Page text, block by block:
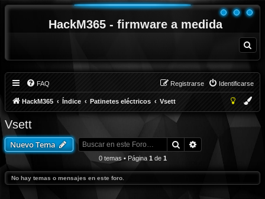
HackM365 - firmware a medida
u
FAQ Identificarse
Registrarse
HackM365 Índice Patinetes eléctricos Vsett
Vsett
Nuevo Tema Buscar
0 temas • Página 1 de 1
No hay temas o mensajes en este foro.